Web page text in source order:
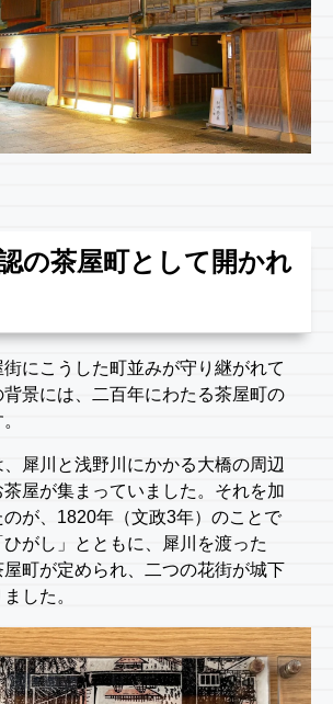
の茶屋町として開かれ
にこうした町並みが守り継がれて
背景には、二百年にわたる茶屋町の
犀川と浅野川にかかる大橋の周辺
屋が集まっていました。それを加
が、1820年（文政3年）のことで
がし」とともに、犀川を渡った
屋町が定められ、二つの花街が城下
した。